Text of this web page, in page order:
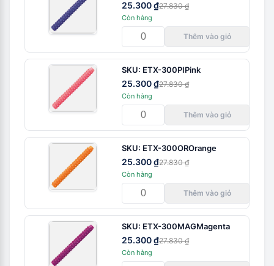
25.300 ₫27.830 ₫
Còn hàng
Thêm vào giỏ
SKU: ETX-300PIPink
25.300 ₫27.830 ₫
Còn hàng
Thêm vào giỏ
SKU: ETX-300OROrange
25.300 ₫27.830 ₫
Còn hàng
Thêm vào giỏ
SKU: ETX-300MAGMagenta
25.300 ₫27.830 ₫
Còn hàng